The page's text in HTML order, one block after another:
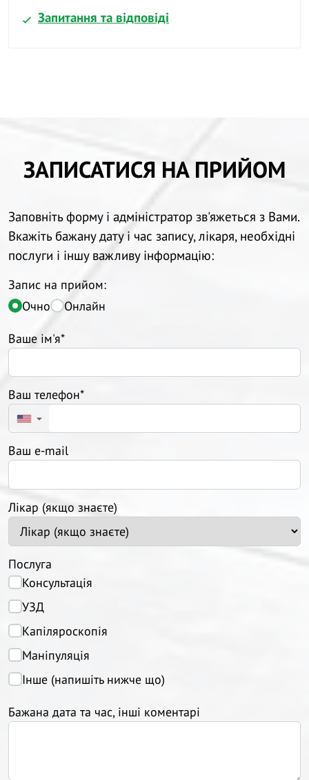
Запитання та відповіді
ЗАПИСАТИСЯ НА ПРИЙОМ
Заповніть форму і адміністратор зв'яжеться з Вами.
Вкажіть бажану дату і час запису, лікаря, необхідні
послуги і іншу важливу інформацію:
Запис на прийом:
Очно
Онлайн
Ваше ім'я*
Ваш телефон*
▼
Ваш e-mail
Лікар (якщо знаєте)
Послуга
Консультація
УЗД
Капіляроскопія
Маніпуляція
Інше (напишіть нижче що)
Бажана дата та час, інші коментарі